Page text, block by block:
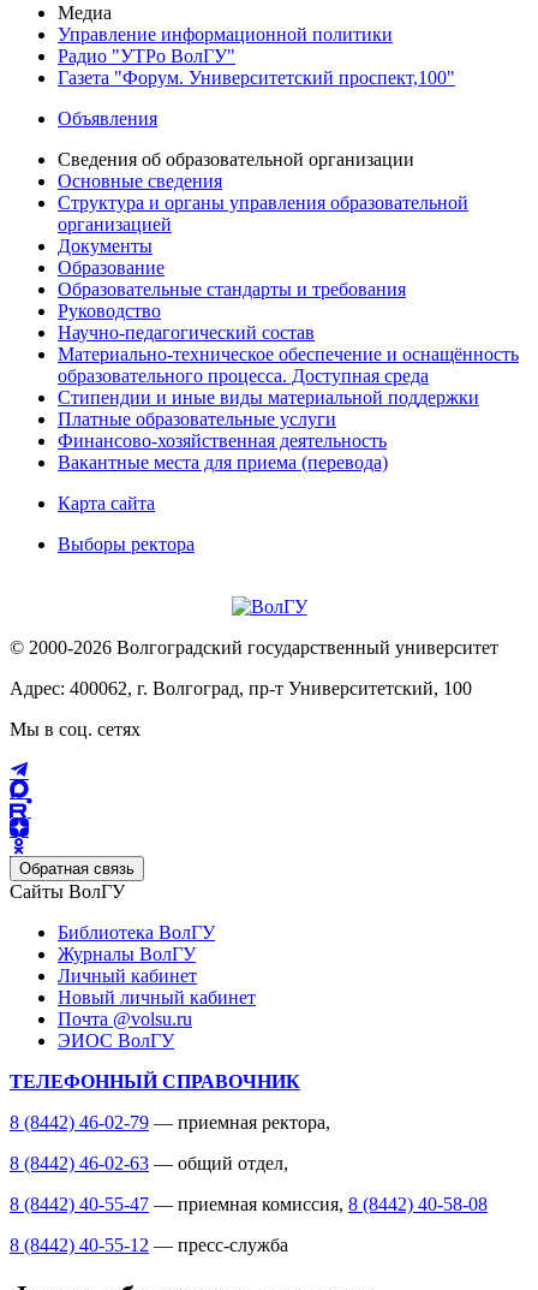
Медиа
Управление информационной политики
Радио "УТРо ВолГУ"
Газета "Форум. Университетский проспект,100"
Объявления
Сведения об образовательной организации
Основные сведения
Структура и органы управления образовательной
организацией
Документы
Образование
Образовательные стандарты и требования
Руководство
Научно-педагогический состав
Материально-техническое обеспечение и оснащённость
образовательного процесса. Доступная среда
Стипендии и иные виды материальной поддержки
Платные образовательные услуги
Финансово-хозяйственная деятельность
Вакантные места для приема (перевода)
Карта сайта
Выборы ректора
© 2000-2026 Волгоградский государственный университет
Адрес: 400062, г. Волгоград, пр-т Университетский, 100
Мы в соц. сетях
Обратная связь
Сайты ВолГУ
Библиотека ВолГУ
Журналы ВолГУ
Личный кабинет
Новый личный кабинет
Почта @volsu.ru
ЭИОС ВолГУ
ТЕЛЕФОННЫЙ СПРАВОЧНИК
8 (8442) 46-02-79 — приемная ректора,
8 (8442) 46-02-63 — общий отдел,
8 (8442) 40-55-47 — приемная комиссия, 8 (8442) 40-58-08
8 (8442) 40-55-12 — пресс-служба